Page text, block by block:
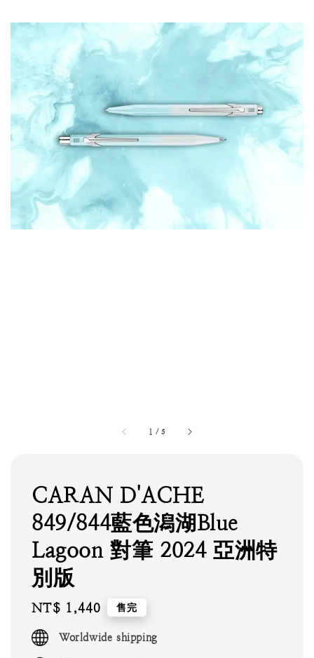
1 /5
CARAN D'ACHE
849/844藍色潟湖Blue
Lagoon 對筆 2024 亞洲特
別版
Regular
price
NT$ 1,440 售完
Worldwide shipping